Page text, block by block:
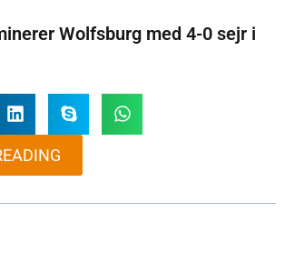
Wolfsburg med 4-0 sejr i